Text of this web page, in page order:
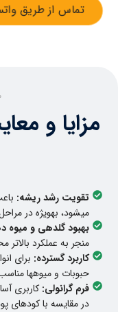
تماس از طریق
مزایا و
تقویت رشد ریشه:
میشود، بهویژه در
بهبود گلدهی و میوه
منجر به عملکرد
کاربرد گسترده: برای
حبوبات و میوهها
فرم گرانولی: کاربری
در مقایسه با کودهای